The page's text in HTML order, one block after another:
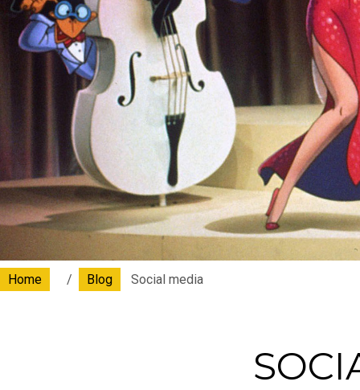
Home Blog Social media